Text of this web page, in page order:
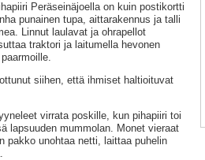
Peräseinäjoella on kuin postikortti
punainen tupa, aittarakennus ja talli
Linnut laulavat ja ohrapellot
traktori ja laitumella hevonen
siihen, että ihmiset haltioituvat
virrata poskille, kun pihapiiri toi
lapsuuden mummolan. Monet vieraat
pakko unohtaa netti, laittaa puhelin